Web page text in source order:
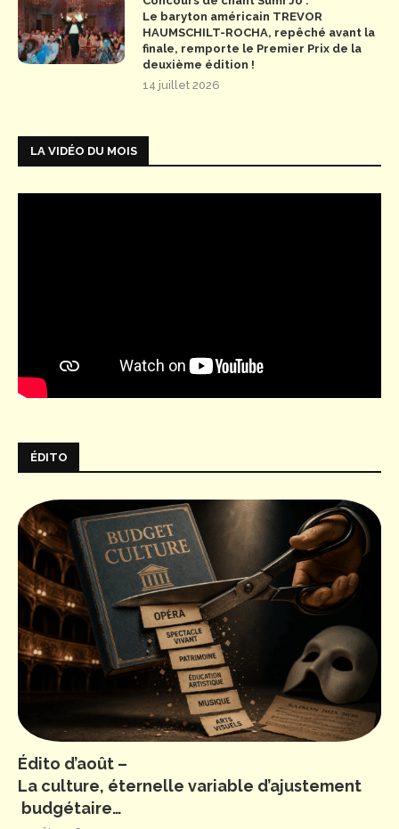
Le baryton américain TREVOR
HAUMSCHILT-ROCHA, repêché avant la
finale, remporte le Premier Prix de la
deuxième édition !
14 juillet 2026
LA VIDÉO DU MOIS
ÉDITO
Édito d’août –
La culture, éternelle variable d’ajustement
budgétaire…